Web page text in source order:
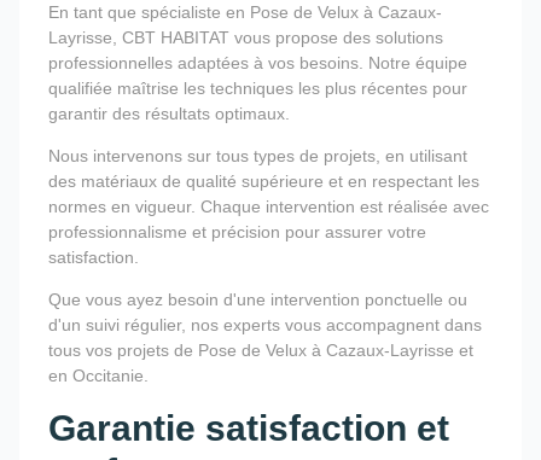
En tant que spécialiste en Pose de Velux à Cazaux-
Layrisse, CBT HABITAT vous propose des solutions
professionnelles adaptées à vos besoins. Notre équipe
qualifiée maîtrise les techniques les plus récentes pour
garantir des résultats optimaux.
Nous intervenons sur tous types de projets, en utilisant
des matériaux de qualité supérieure et en respectant les
normes en vigueur. Chaque intervention est réalisée avec
professionnalisme et précision pour assurer votre
satisfaction.
Que vous ayez besoin d'une intervention ponctuelle ou
d'un suivi régulier, nos experts vous accompagnent dans
tous vos projets de Pose de Velux à Cazaux-Layrisse et
en Occitanie.
Garantie satisfaction et